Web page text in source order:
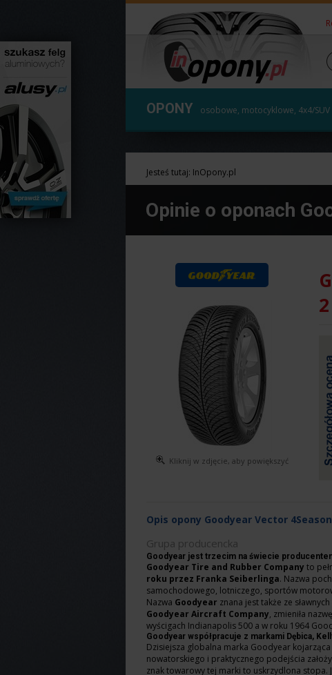
OPONY osobowe, motocyklowe, 4x4/SUV
Jesteś tutaj: InOpony.pl
Opinie o oponach
Kliknij w zdjęcie, aby powiększyć
2
Opis opony Goodyear Vector
Grupa producencka
Goodyear jest trzecim na świecie
Goodyear Tire and Rubber Company to
roku przez Franka Seiberlinga. Nazwa
samochodowego, lotniczego, sportów
Nazwa Goodyear znana jest także ze
Goodyear Aircraft Company, zmieniła
wyścigach Indianapolis 500 a w roku 1964
Goodyear współpracuje z markami Dębica,
Dzisiejsza globalna marka Goodyear
nowatorskiego i praktycznego podejścia
znak towarowy tej marki to uskrzydlona stopa.